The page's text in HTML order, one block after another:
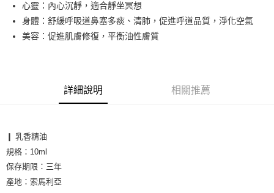
運送方式
每筆NT$65，滿NT$1,000(含以上)免運費
心靈：內心沉靜，適合靜坐冥想
身體：舒緩呼吸道鼻塞多痰、清肺，促進呼道品質，淨化空氣
美容：促進肌膚修復，平衡油性膚質
詳細說明 相關推薦
❙ 乳香精油
規格：10ml
保存期限：三年
產地：索馬利亞